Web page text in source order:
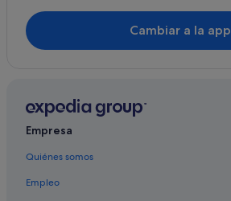
Hoteles con conserje en Parnell
Bucklands Beach hoteles
Onehunga hoteles
Kingsland hoteles
Herne Bay hoteles
Cambiar a la app
Empresa
Quiénes somos
Empleo